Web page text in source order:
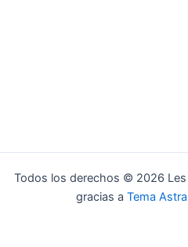
Todos los derechos © 2026
gracias a Tema